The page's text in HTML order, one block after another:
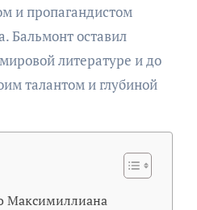
и пропагандистом
Бальмонт оставил
литературе и до
талантом и глубиной
Максимиллиана